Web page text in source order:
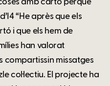
amb cartó perquè
“He après que els
i que els hem de
han valorat
compartissin missatges
col·lectiu. El projecte ha